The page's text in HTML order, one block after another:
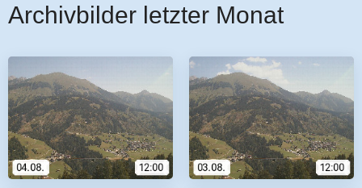
Archivbilder letzter Monat